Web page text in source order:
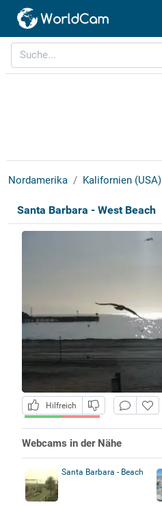
Nordamerika Kalifornien (USA)
Santa Barbara - West Beach
Hilfreich
Webcams in der Nähe
Santa Barbara - Beach